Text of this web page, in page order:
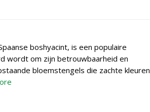
boshyacint, is een populaire
wordt om zijn betrouwbaarheid en
bloemstengels die zachte kleuren